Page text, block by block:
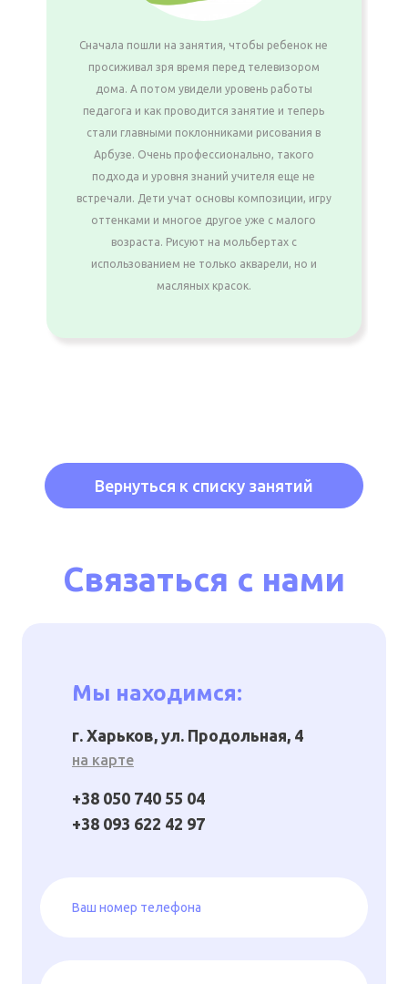
Сначала пошли на занятия, чтобы ребенок не
просиживал зря время перед телевизором
дома. А потом увидели уровень работы
педагога и как проводится занятие и теперь
стали главными поклонниками рисования в
Арбузе. Очень профессионально, такого
подхода и уровня знаний учителя еще не
встречали. Дети учат основы композиции, игру
оттенками и многое другое уже с малого
возраста. Рисуют на мольбертах с
использованием не только акварели, но и
масляных красок.
Вернуться к списку занятий
Связаться с нами
Мы находимся:
г. Харьков, ул. Продольная, 4
на карте
+38 050 740 55 04
+38 093 622 42 97